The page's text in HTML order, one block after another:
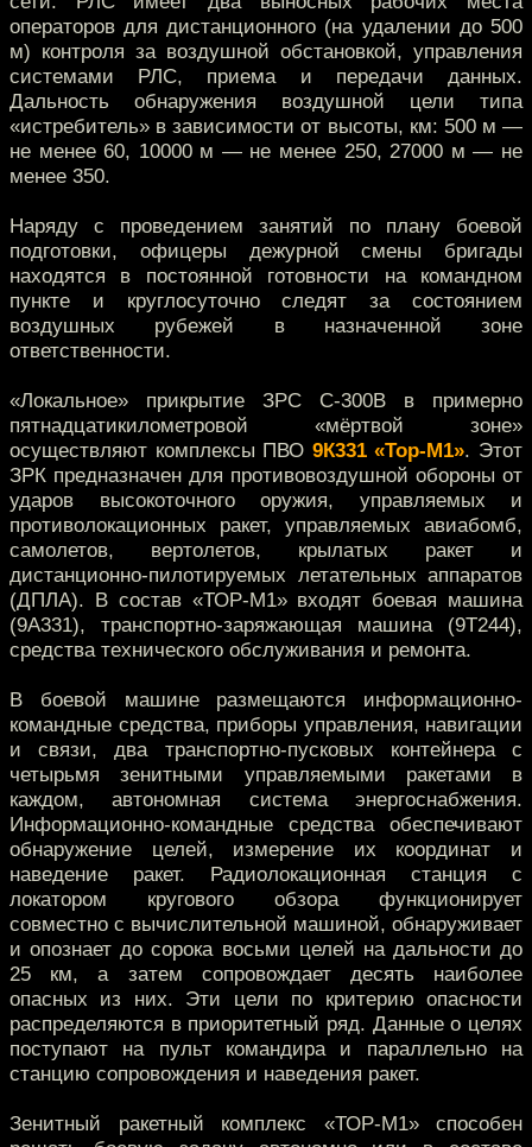
операторов для дистанционного (на удалении до 500
м) контроля за воздушной обстановкой, управления
системами РЛС, приема и передачи данных.
Дальность обнаружения воздушной цели типа
«истребитель» в зависимости от высоты, км: 500 м —
не менее 60, 10000 м — не менее 250, 27000 м — не
менее 350.
Наряду с проведением занятий по плану боевой
подготовки, офицеры дежурной смены бригады
находятся в постоянной готовности на командном
пункте и круглосуточно следят за состоянием
воздушных рубежей в назначенной зоне
ответственности.
«Локальное» прикрытие ЗРС С-300В в примерно
пятнадцатикилометровой «мёртвой зоне»
осуществляют комплексы ПВО 9К331 «Тор-М1». Этот
ЗРК предназначен для противовоздушной обороны от
ударов высокоточного оружия, управляемых и
противолокационных ракет, управляемых авиабомб,
самолетов, вертолетов, крылатых ракет и
дистанционно-пилотируемых летательных аппаратов
(ДПЛА). В состав «ТОР-М1» входят боевая машина
(9А331), транспортно-заряжающая машина (9Т244),
средства технического обслуживания и ремонта.
В боевой машине размещаются информационно-
командные средства, приборы управления, навигации
и связи, два транспортно-пусковых контейнера с
четырьмя зенитными управляемыми ракетами в
каждом, автономная система энергоснабжения.
Информационно-командные средства обеспечивают
обнаружение целей, измерение их координат и
наведение ракет. Радиолокационная станция с
локатором кругового обзора функционирует
совместно с вычислительной машиной, обнаруживает
и опознает до сорока восьми целей на дальности до
25 км, а затем сопровождает десять наиболее
опасных из них. Эти цели по критерию опасности
распределяются в приоритетный ряд. Данные о целях
поступают на пульт командира и параллельно на
станцию сопровождения и наведения ракет.
Зенитный ракетный комплекс «ТОР-М1» способен